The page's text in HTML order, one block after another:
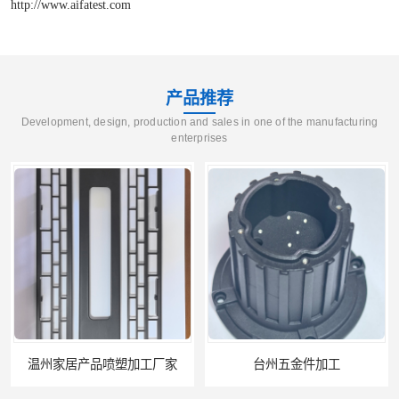
http://www.aifatest.com
产品推荐
Development, design, production and sales in one of the manufacturing
enterprises
温州家居产品喷塑加工厂家 台州五金件加工